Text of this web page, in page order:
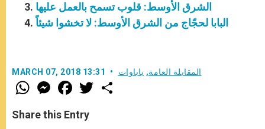
الشرق الأوسط: قلوب تسمح بالعمل عليها
البابا لحجّاج من الشرق الأوسط: لا تخشوا شيئاً
MARCH 07, 2018 13:31 المقابلة العامة, باباوات
W
h
t
s
M
e
s
e
F
a
e
b
T
w
Share this Entry